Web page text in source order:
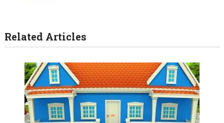
Related Articles